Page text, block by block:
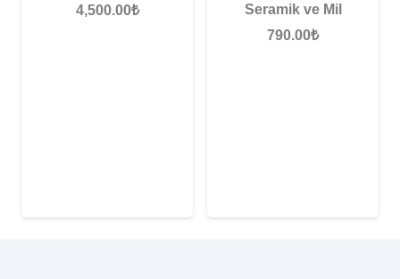
4,500.00₺
Seramik ve Mil
790.00₺